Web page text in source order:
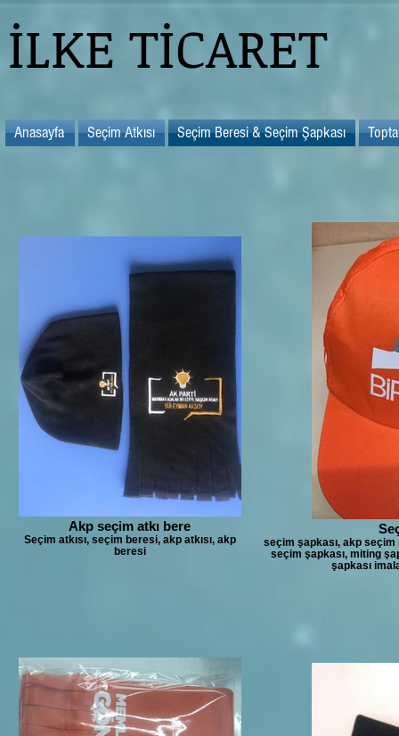
TİCARET
Anasayfa Seçim Atkısı Seçim Beresi & Seçim Şapkası
Akp seçim atkı bere
Seçim atkısı, seçim beresi, akp atkısı, akp
beresi
seçim şapkası, akp seçim
seçim şapkası, miting
şapkası